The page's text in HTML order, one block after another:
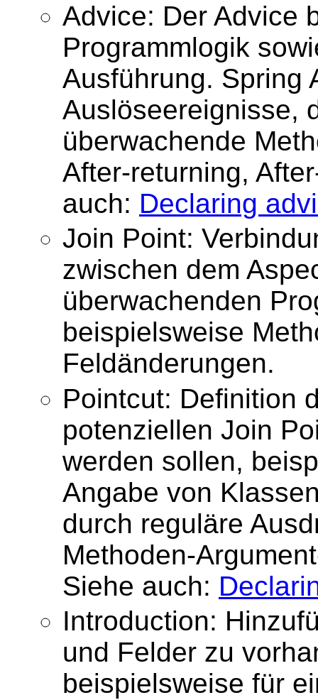
Advice: Der Advice
Programmlogik
Ausführung. Spring
Auslöseereignisse,
überwachende
After-returning,
auch: Declaring
Join Point:
zwischen dem
überwachenden
beispielsweise
Feldänderungen.
Pointcut: Definition
potenziellen Join
werden sollen,
Angabe von
durch reguläre
Methoden-
Siehe auch:
Introduction:
und Felder zu
beispielsweise für